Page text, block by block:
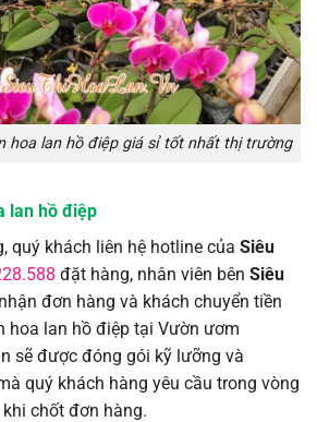
hoa lan hồ điệp giá sỉ tốt nhất thị trường
lan hồ điệp
quý khách liên hệ hotline của Siêu
đặt hàng, nhân viên bên Siêu
đơn hàng và khách chuyển tiền
hoa lan hồ điệp tại Vườn ươm
sẽ được đóng gói kỹ lưỡng và
quý khách hàng yêu cầu trong vòng
chốt đơn hàng.